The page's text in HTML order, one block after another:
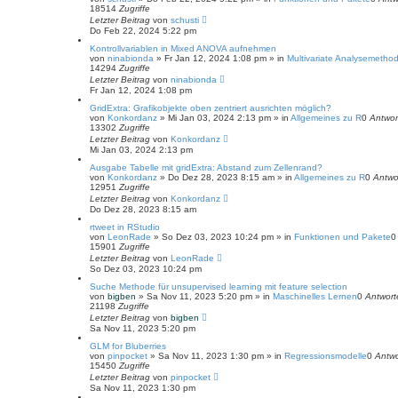
18514 Zugriffe
Letzter Beitrag von schusti
Do Feb 22, 2024 5:22 pm
Kontrollvariablen in Mixed ANOVA aufnehmen
von ninabionda » Fr Jan 12, 2024 1:08 pm » in Multivariate
14294 Zugriffe
Letzter Beitrag von ninabionda
Fr Jan 12, 2024 1:08 pm
GridExtra: Grafikobjekte oben zentriert ausrichten möglich?
von Konkordanz » Mi Jan 03, 2024 2:13 pm » in Allgemeines zu R0
13302 Zugriffe
Letzter Beitrag von Konkordanz
Mi Jan 03, 2024 2:13 pm
Ausgabe Tabelle mit gridExtra: Abstand zum Zellenrand?
von Konkordanz » Do Dez 28, 2023 8:15 am » in Allgemeines zu R0
12951 Zugriffe
Letzter Beitrag von Konkordanz
Do Dez 28, 2023 8:15 am
rtweet in RStudio
von LeonRade » So Dez 03, 2023 10:24 pm » in Funktionen und Pakete0
15901 Zugriffe
Letzter Beitrag von LeonRade
So Dez 03, 2023 10:24 pm
Suche Methode für unsupervised learning mit feature selection
von bigben » Sa Nov 11, 2023 5:20 pm » in Maschinelles Lernen0
21198 Zugriffe
Letzter Beitrag von bigben
Sa Nov 11, 2023 5:20 pm
GLM for Bluberries
von pinpocket » Sa Nov 11, 2023 1:30 pm » in Regressionsmodelle0
15450 Zugriffe
Letzter Beitrag von pinpocket
Sa Nov 11, 2023 1:30 pm